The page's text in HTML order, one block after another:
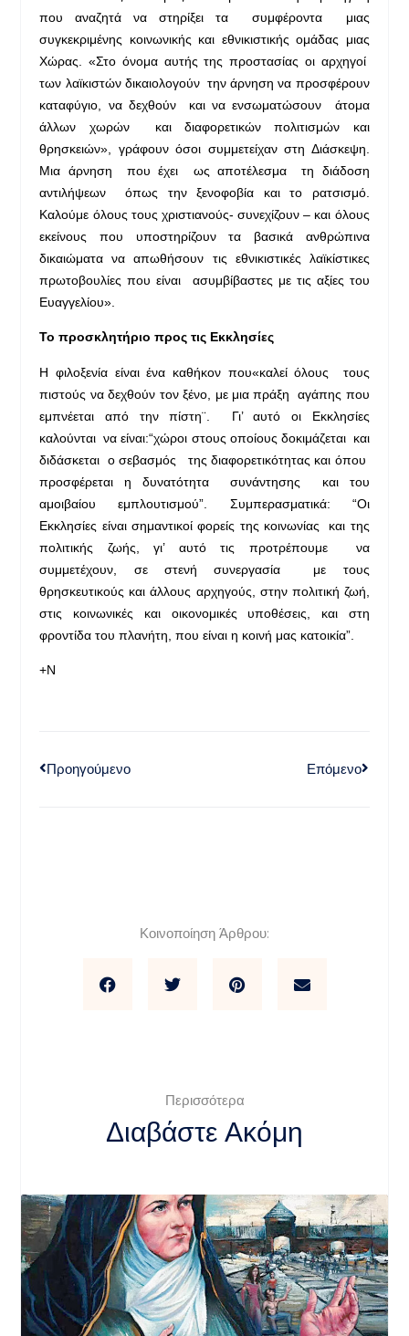
που αναζητά να στηρίξει τα συμφέροντα μιας
συγκεκριμένης κοινωνικής και εθνικιστικής ομάδας μιας
Χώρας. «Στο όνομα αυτής της προστασίας οι αρχηγοί
των λαϊκιστών δικαιολογούν την άρνηση να προσφέρουν
καταφύγιο, να δεχθούν και να ενσωματώσουν άτομα
άλλων χωρών και διαφορετικών πολιτισμών και
θρησκειών», γράφουν όσοι συμμετείχαν στη Διάσκεψη.
Μια άρνηση που έχει ως αποτέλεσμα τη διάδοση
αντιλήψεων όπως την ξενοφοβία και το ρατσισμό.
Καλούμε όλους τους χριστιανούς- συνεχίζουν – και όλους
εκείνους που υποστηρίζουν τα βασικά ανθρώπινα
δικαιώματα να απωθήσουν τις εθνικιστικές λαϊκίστικες
πρωτοβουλίες που είναι ασυμβίβαστες με τις αξίες του
Ευαγγελίου».
Το προσκλητήριο προς τις Εκκλησίες
Η φιλοξενία είναι ένα καθήκον που«καλεί όλους τους
πιστούς να δεχθούν τον ξένο, με μια πράξη αγάπης που
εμπνέεται από την πίστη¨. Γι’ αυτό οι Εκκλησίες
καλούνται να είναι:“χώροι στους οποίους δοκιμάζεται και
διδάσκεται ο σεβασμός της διαφορετικότητας και όπου
προσφέρεται η δυνατότητα συνάντησης και του
αμοιβαίου εμπλουτισμού”. Συμπερασματικά: “Οι
Εκκλησίες είναι σημαντικοί φορείς της κοινωνίας και της
πολιτικής ζωής, γι’ αυτό τις προτρέπουμε να
συμμετέχουν, σε στενή συνεργασία με τους
θρησκευτικούς και άλλους αρχηγούς, στην πολιτική ζωή,
στις κοινωνικές και οικονομικές υποθέσεις, και στη
φροντίδα του πλανήτη, που είναι η κοινή μας κατοικία”.
+Ν
Προηγούμενο Επόμενο
Κοινοποίηση Άρθρου:
Περισσότερα
Διαβάστε Ακόμη